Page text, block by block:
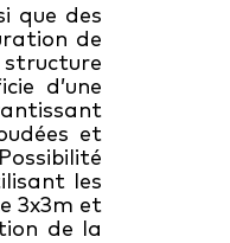
que des
de
d’une
et
les
3x3m et
de la